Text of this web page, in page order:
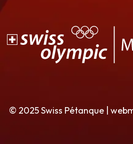
© 2025 Swiss Pétanque |